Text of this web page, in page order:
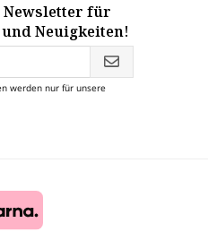
Newsletter für
Neuigkeiten!
werden nur für unsere